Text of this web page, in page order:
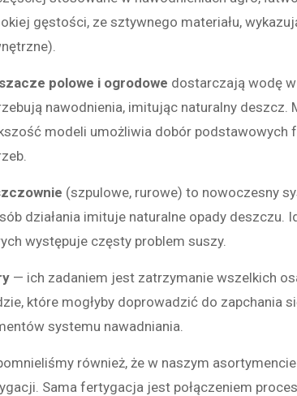
gęstości, ze sztywnego materiału,
polowe i ogrodowe dostarczają wodę
nawodnienia, imitując naturalny deszcz.
modeli umożliwia dobór podstawowych
(szpulowe, rurowe) to nowoczesny
działania imituje naturalne opady deszczu.
występuje częsty problem suszy.
— ich zadaniem jest zatrzymanie wszelkich
które mogłyby doprowadzić do zapchania
systemu nawadniania.
również, że w naszym
Sama fertygacja jest połączeniem